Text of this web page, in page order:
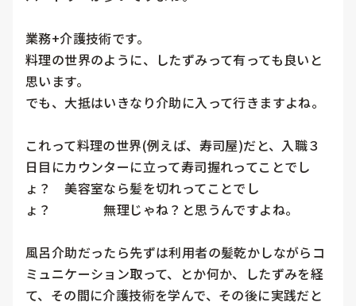
業務+介護技術です。
料理の世界のように、したずみって有っても良いと
思います。
でも、大抵はいきなり介助に入って行きますよね。
これって料理の世界(例えば、寿司屋)だと、入職３
日目にカウンターに立って寿司握れってことでし
ょ？　美容室なら髪を切れってことでし
ょ？　　　　無理じゃね？と思うんですよね。
風呂介助だったら先ずは利用者の髪乾かしながらコ
ミュニケーション取って、とか何か、したずみを経
て、その間に介護技術を学んで、その後に実践だと